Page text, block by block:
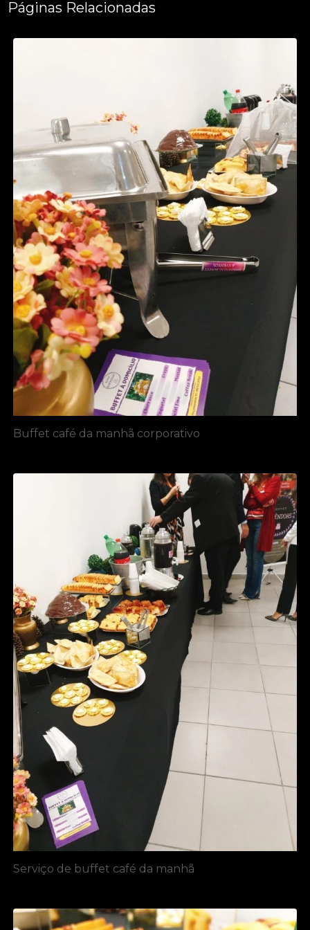
Páginas Relacionadas
Buffet café da manhã corporativo
Serviço de buffet café da manhã